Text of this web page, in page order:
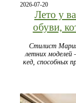
2026-07-20
Лето у
обуви,
Стилист
летних
кед, способных